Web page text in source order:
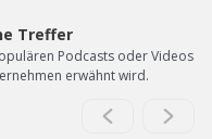
Treffer
Podcasts oder Videos
erwähnt wird.